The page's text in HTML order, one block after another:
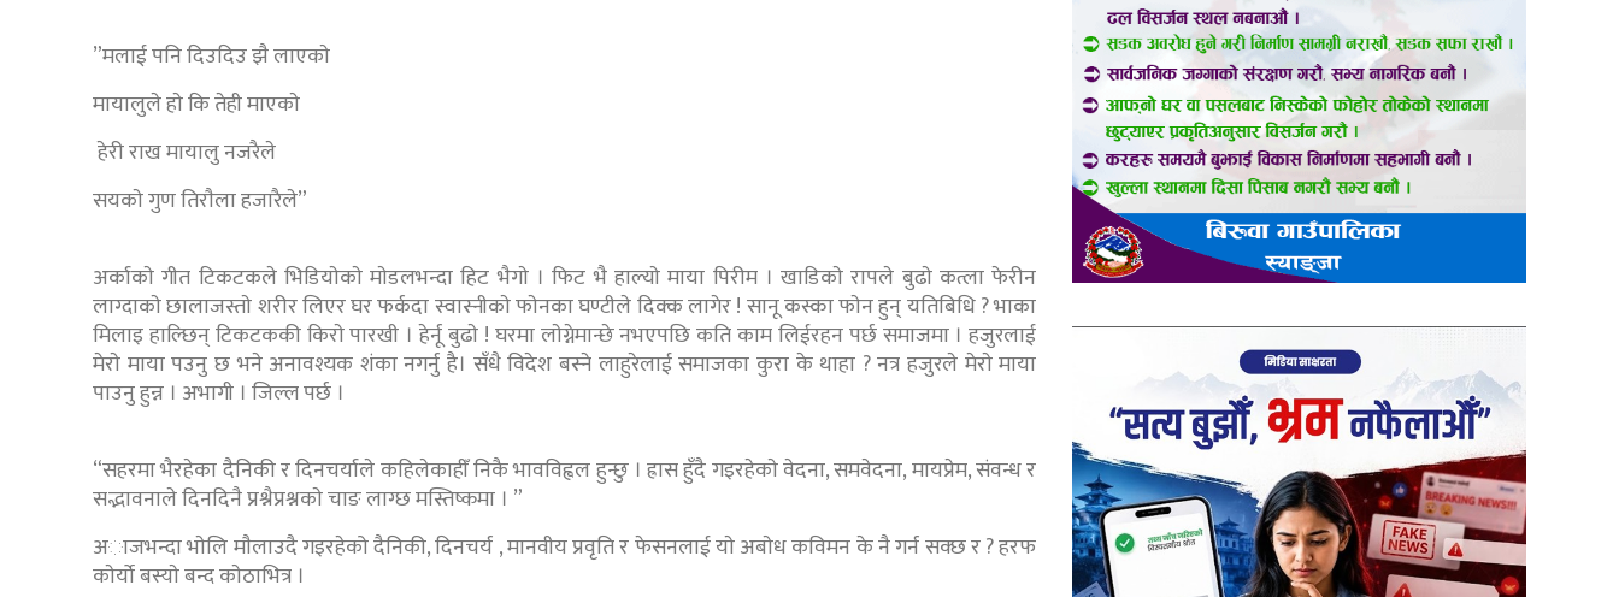
”मलाई पनि दिउदिउ झै लाएकाे
मायालुले हाे कि तेही माएकाे
हेरी राख मायालु नजरैले
सयकाे गुण तिराैला हजारैले”
अर्काकाे गीत टिकटकले भिडियाेकाे माेडलभन्दा हिट भैगाे । फिट भै हाल्याे माया पिरीम । खाडिकाे रापले बुढाे कत्ला फेरीन
लाग्दाकाे छालाजस्ताे शरीर लिएर घर फर्कदा स्वास्नीकाे फाेनका घण्टीले दिक्क लागेर ! सानू कस्का फाेन हुन् यतिबिधि ? भाका
मिलाइ हाल्छिन् टिकटककी किराे पारखी । हेर्नू बुढाे ! घरमा लाेग्नेमान्छे नभएपछि कति काम लिईरहन पर्छ समाजमा । हजुरलाई
मेराे माया पउनु छ भने अनावश्यक शंका नगर्नु है। सँधै विदेश बस्ने लाहुरेलाई समाजका कुरा के थाहा ? नत्र हजुरले मेराे माया
पाउनु हुन्न । अभागी । जिल्ल पर्छ ।
“सहरमा भैरहेका दैनिकी र दिनचर्याले कहिलेकाहीँ निकै भावविह्वल हुन्छु । ह्रास हुँदै गइरहेकाे वेदना, समवेदना, मायप्रेम, संवन्ध र
सद्भावनाले दिनदिनै प्रश्नैप्रश्नकाे चाङ लाग्छ मस्तिष्कमा । ”
अाजभन्दा भाेलि माैलाउदै गइरहेको दैनिकी, दिनचर्य , मानवीय प्रवृति र फेसनलाई याे अबाेध कविमन के नै गर्न सक्छ र ? हरफ
काेर्याे बस्याे बन्द काेठाभित्र ।